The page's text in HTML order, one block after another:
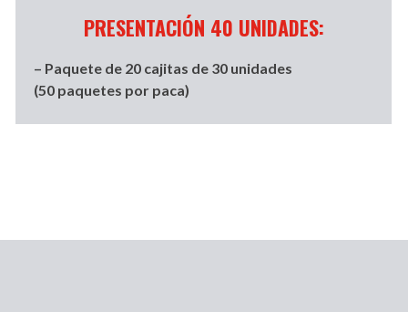
PRESENTACIÓN 40 UNIDADES:
– Paquete de 20 cajitas de 30 unidades
(50 paquetes por paca)